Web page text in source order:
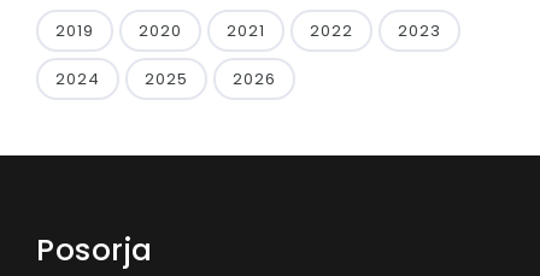
2019 2020 2021 2022 2023
2024 2025 2026
Posorja